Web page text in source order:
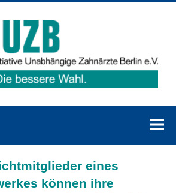
eines
können ihre